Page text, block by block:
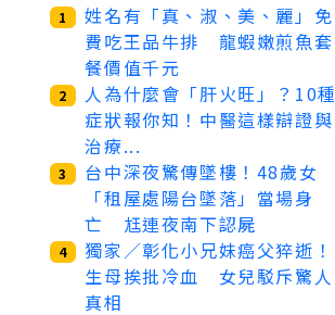
1
姓名有「真、淑、美、麗」免
費吃王品牛排 龍蝦嫩煎魚套
餐價值千元
2
人為什麼會「肝火旺」？10種
症狀報你知！中醫這樣辯證與
治療...
3
台中深夜驚傳墜樓！48歲女
「租屋處陽台墜落」當場身
亡 尪連夜南下認屍
4
獨家／彰化小兄妹癌父猝逝！
生母挨批冷血 女兒駁斥驚人
真相